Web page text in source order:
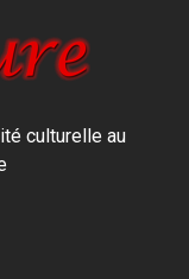
culturelle au